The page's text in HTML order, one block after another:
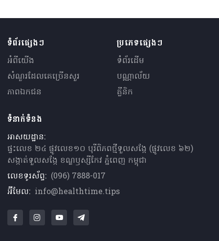
ទំព័រផ្សេងៗ
អំពីយើង
សំណួរ​ដែលគេ​ច្រើន​សួរ
ភាពឯកជន
ប្រភេទផ្សេងៗ
ទំព័រដើម
បណ្ណាល័យ
គ្លីនិក
ទំនាក់ទំនង
អាសយដ្ឋាន:
ផ្ទះលេខ ២៤ ផ្លូវលេខ១០ បុរីពិភពថ្មីទួលសង្កែ (ផ្លូវលេខ ៦២)
សង្កាត់ទួលសង្កែ ខណ្ឌឫស្សីកែវ ភ្នំពេញ កម្ពុជា
លេខទូរស័ព្ទ: (096) 7888-017
អ៊ីមែល: info@healthtime.tips